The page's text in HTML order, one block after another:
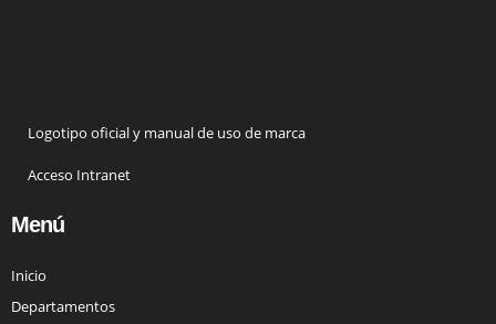
Logotipo oficial y manual de uso de marca
Acceso Intranet
Menú
Inicio
Departamentos